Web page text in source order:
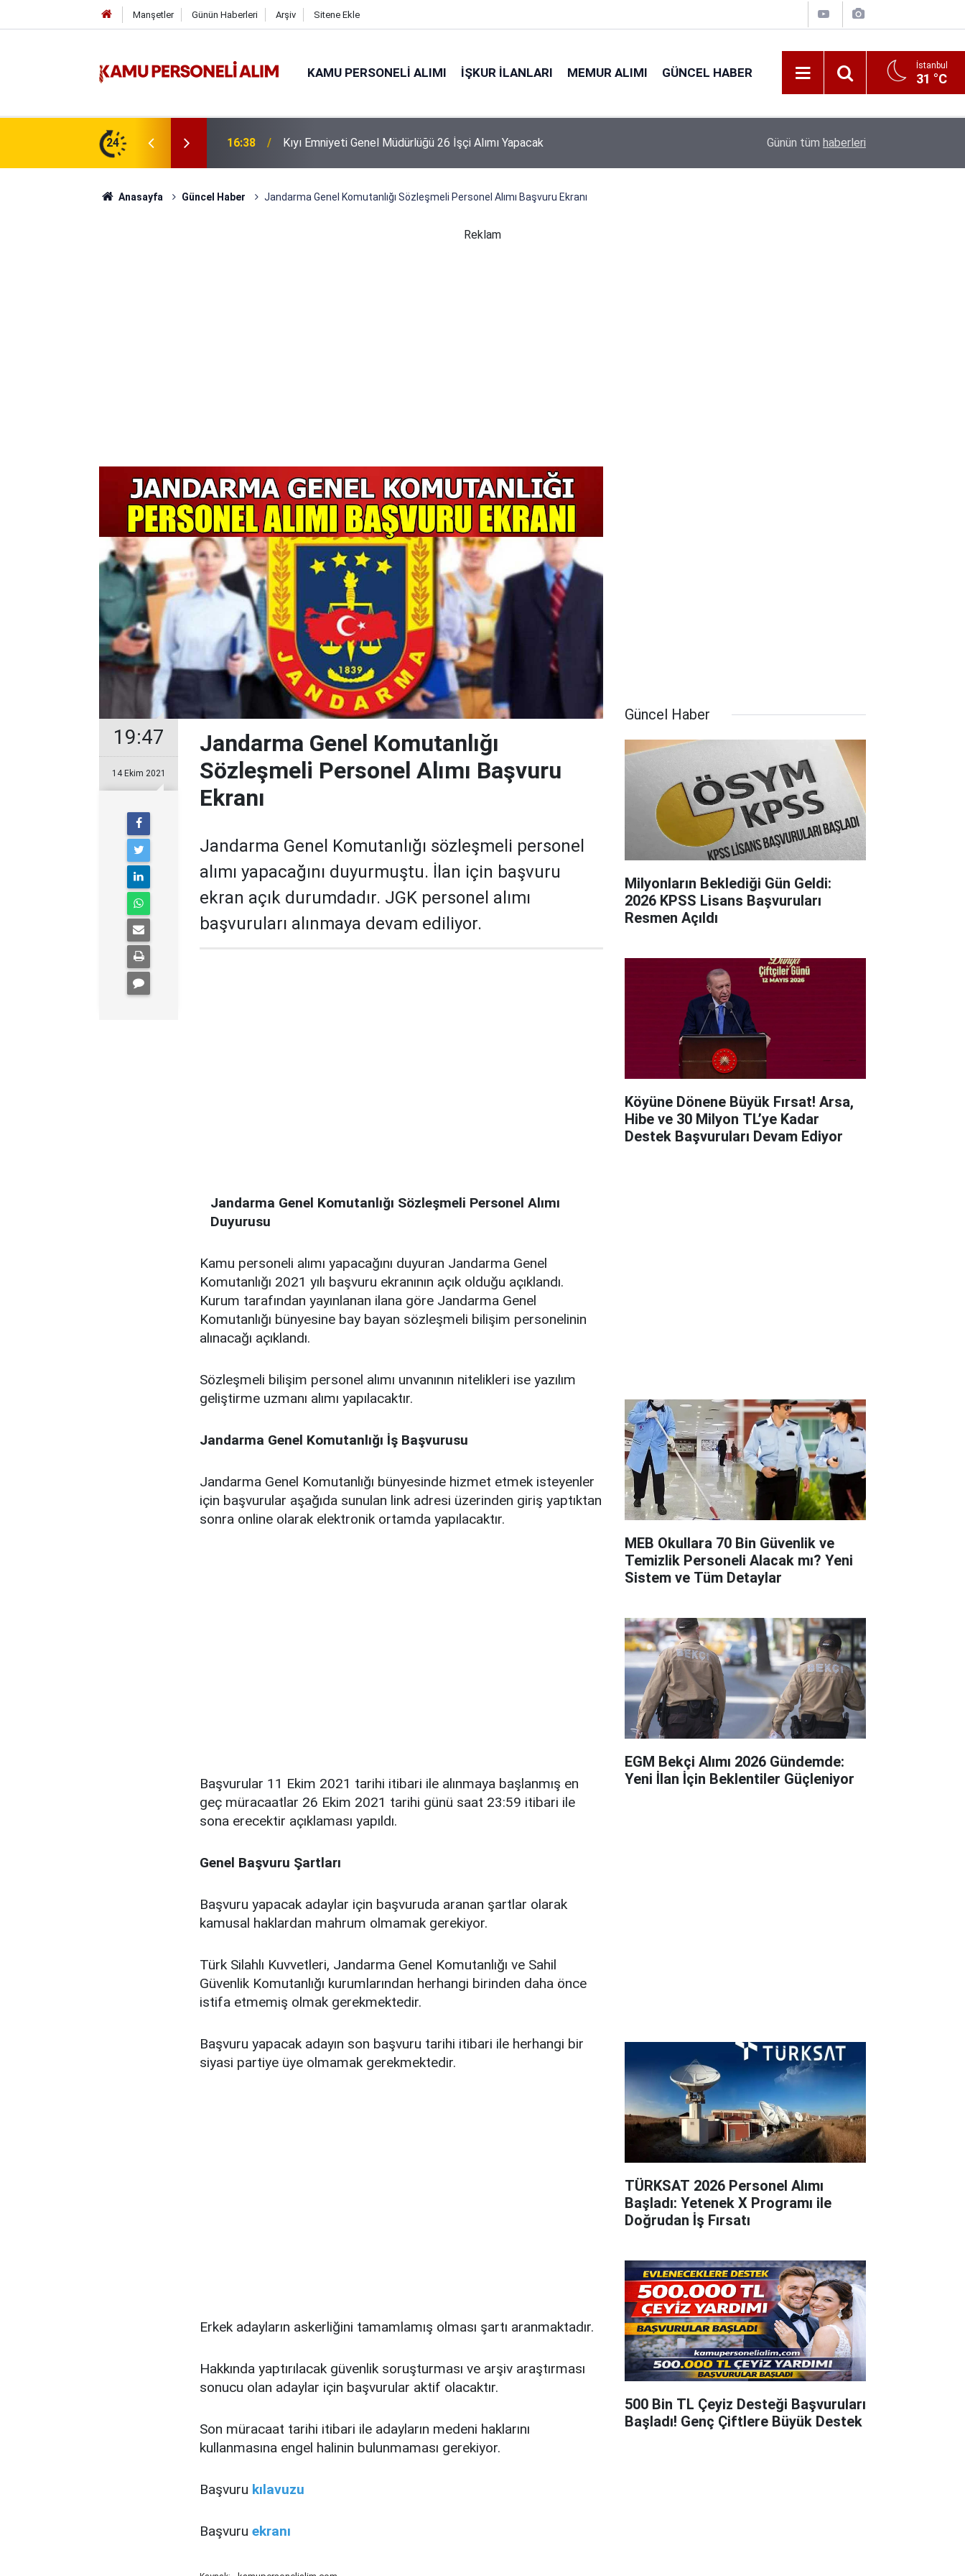
Manşetler Günün Haberleri Arşiv Sitene Ekle
KAMU PERSONELI ALIMI İŞKUR İLANLARI MEMUR ALIMI GÜNCEL HABER İstanbul
31 °C
24
İşçi Alımı Yapacak 16:31 Tarım Bakanlığı 1.874 Personel Alacak: Başvuru Tarihi ve Şartları Tarım Bakanlığı 1.874 Sözleşmeli Personel
Günün tüm haberleri
Anasayfa Güncel Haber Jandarma Genel Komutanlığı Sözleşmeli Personel Alımı Başvuru Ekranı
Reklam
19:47
14 Ekim 2021
Jandarma Genel Komutanlığı
Sözleşmeli Personel Alımı Başvuru
Ekranı
Jandarma Genel Komutanlığı sözleşmeli personel
alımı yapacağını duyurmuştu. İlan için başvuru
ekran açık durumdadır. JGK personel alımı
başvuruları alınmaya devam ediliyor.
Jandarma Genel Komutanlığı Sözleşmeli Personel Alımı
Duyurusu
Kamu personeli alımı yapacağını duyuran Jandarma Genel
Komutanlığı 2021 yılı başvuru ekranının açık olduğu açıklandı.
Kurum tarafından yayınlanan ilana göre Jandarma Genel
Komutanlığı bünyesine bay bayan sözleşmeli bilişim personelinin
alınacağı açıklandı.
Sözleşmeli bilişim personel alımı unvanının nitelikleri ise yazılım
geliştirme uzmanı alımı yapılacaktır.
Jandarma Genel Komutanlığı İş Başvurusu
Jandarma Genel Komutanlığı bünyesinde hizmet etmek isteyenler
için başvurular aşağıda sunulan link adresi üzerinden giriş yaptıktan
sonra online olarak elektronik ortamda yapılacaktır.
Başvurular 11 Ekim 2021 tarihi itibari ile alınmaya başlanmış en
geç müracaatlar 26 Ekim 2021 tarihi günü saat 23:59 itibari ile
sona erecektir açıklaması yapıldı.
Genel Başvuru Şartları
Başvuru yapacak adaylar için başvuruda aranan şartlar olarak
kamusal haklardan mahrum olmamak gerekiyor.
Türk Silahlı Kuvvetleri, Jandarma Genel Komutanlığı ve Sahil
Güvenlik Komutanlığı kurumlarından herhangi birinden daha önce
istifa etmemiş olmak gerekmektedir.
Başvuru yapacak adayın son başvuru tarihi itibari ile herhangi bir
siyasi partiye üye olmamak gerekmektedir.
Erkek adayların askerliğini tamamlamış olması şartı aranmaktadır.
Hakkında yaptırılacak güvenlik soruşturması ve arşiv araştırması
sonucu olan adaylar için başvurular aktif olacaktır.
Son müracaat tarihi itibari ile adayların medeni haklarını
kullanmasına engel halinin bulunmaması gerekiyor.
Başvuru kılavuzu
Başvuru ekranı
Güncel Haber
Milyonların Beklediği Gün Geldi:
2026 KPSS Lisans Başvuruları
Resmen Açıldı
Köyüne Dönene Büyük Fırsat! Arsa,
Hibe ve 30 Milyon TL’ye Kadar
Destek Başvuruları Devam Ediyor
MEB Okullara 70 Bin Güvenlik ve
Temizlik Personeli Alacak mı? Yeni
Sistem ve Tüm Detaylar
EGM Bekçi Alımı 2026 Gündemde:
Yeni İlan İçin Beklentiler Güçleniyor
TÜRKSAT 2026 Personel Alımı
Başladı: Yetenek X Programı ile
Doğrudan İş Fırsatı
500 Bin TL Çeyiz Desteği Başvuruları
Başladı! Genç Çiftlere Büyük Destek